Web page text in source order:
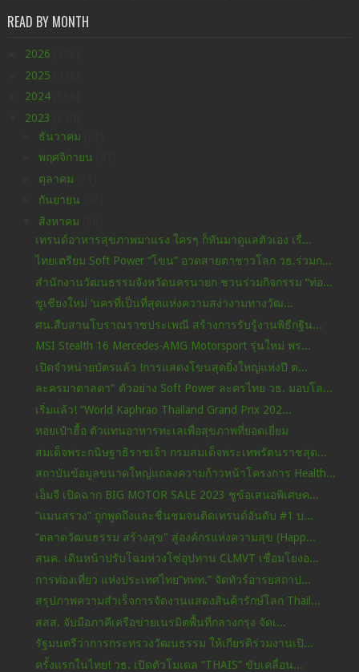
READ BY MONTH
2026
2025
2024
2023
ธันวาคม
พฤศจิกายน
ตุลาคม
กันยายน
สิงหาคม
เทรนด์อาหารสุขภาพมาแรง ใครๆ ก็หันมาดูแลตัวเอง เรื่...
ไทยเตรียม Soft Power “โขน” อวดสายตาชาวโลก วธ.ร่วมก...
สำนักงานวัฒนธรรมจังหวัดนครนายก ชวนร่วมกิจกรรม “ท่อ...
ชูเชียงใหม่ ‘นครที่เป็นที่สุดแห่งความสง่างามทางวัฒ...
ศน.สืบสานโบราณราชประเพณี สร้างการรับรู้งานพิธีกฐิน...
MSI Stealth 16 Mercedes-AMG Motorsport รุ่นใหม่ พร...
เปิดจำหน่ายบัตรแล้ว !การแสดงโขนสุดยิ่งใหญ่แห่งปี ต...
ละครมาตาลดา" ตัวอย่าง Soft Power ละครไทย วธ. มอบโล...
เริ่มแล้ว! “World Kaphrao Thailand Grand Prix 202...
หอยเป๋าฮื้อ ตัวแทนอาหารทะเลเพื่อสุขภาพที่ยอดเยี่ยม
สมเด็จพระกนิษฐาธิราชเจ้า กรมสมเด็จพระเทพรัตนราชสุด...
สถาบันข้อมูลขนาดใหญ่แถลงความก้าวหน้าโครงการ Health...
เอ็มจี เปิดฉาก BIG MOTOR SALE 2023 ชูข้อเสนอพิเศษค...
“แมนสรวง” ถูกพูดถึงและชื่นชมจนติดเทรนด์อันดับ #1 บ...
“ตลาดวัฒนธรรม สร้างสุข" สู่องค์กรแห่งความสุข (Happ...
สนค. เดินหน้าปรับโฉมห่วงโซ่อุปทาน CLMVT เชื่อมโยงอ...
การท่องเที่ยว แห่งประเทศไทย“ททท.” จัดทัวร์อารยสถาป...
สรุปภาพความสำเร็จการจัดงานแสดงสินค้ารักษ์โลก Thail...
สสส. จับมือภาคีเครือข่ายเนรมิตพื้นที่กลางกรุง จัดเ...
รัฐมนตรีว่าการกระทรวงวัฒนธรรม ให้เกียรติร่วมงานเปิ...
ครั้งแรกในไทย! วธ. เปิดตัวโมเดล “THAIS” ขับเคลื่อน...